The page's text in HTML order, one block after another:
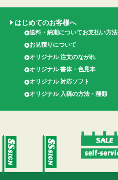
はじめてのお客様へ
送料・納期についてお支払い方法
お見積りについて
オリジナル 注文のながれ
オリジナル 書体・色見本
オリジナル 対応ソフト
オリジナル 入稿の方法・種類